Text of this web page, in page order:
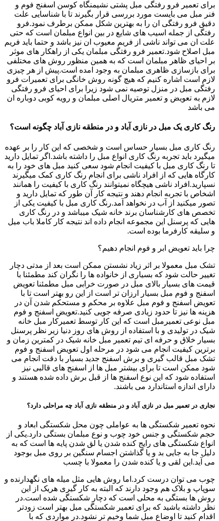
برای تعمیر فرو رفتگی مبل پشتی نشیمنگاه کوسن اسفنج فوم و
فنر مبل می بایست مورد بررسی قرار بگیرند تا با شناسایی علت
دقیق فرو رفتگی ان را به بهترین شکل ممکن برطرف نمود.فرو
رفتگی از جمله اسیب های شایع در بین انواع مبلمان است که حتی
علت ان می تواند ناشی از فریم معیوب ان نیز باشد و حتما باید فریم
مبل اصلاح شود.تعمیر فرو رفتگی مبلمان یکی از راهکار های موثر
بر احیای ظاهر مبلمان است که به همین منظور روش های مختلفی
برای بازسازی ظاهری مبلمان به وجود امده است.پیش از هر چیزی
لازم است اشاره کنیم که هیچ گونه روش خانگی برای تعمیرات فرو
رفتگی مبل در منزل توصیه نمی شود زیرا برای احیای فرو رفتگی
لازم به تعویض و تعمیر متریال اصلی مبلمان و رویه کوبی دوباره ان
می باشد
رنگ کاری یک مبل در نازی آباد و در منطقه نازی آباد چگونه است؟
رنگ کاری مبل بسیار حساس است و شخصی که این کار را بر عهده
میگیرد باید تجربه رنگ کاری انواع مبل را داشته باشد.اگر تمایل دارید
تا رنگ کاری مبل با کیفیت انجام شود سعی کنید مبل های خود را به
کارگاه هایی که از افراد ناشی برای انجام رنگ کاری کمک میگیرند
نسپارید.افراد ناشی هیچگاه نمیتوانند رنگ کاری با کیفیت را همانند
اشخاص با تجربه انجام دهند و نتیجه کار آن طور که تمایل دارید و
تصور میکنید از آب در نخواهد آمد.رنگ کاری مبل با کیفیت یکی از
تخصص های کارشناسان برند خانه شیک میباشد و در رنگ کاری
هایی که پرسنل این مجموعه انجام داده اند نتیجه کار کاملا باب میل
و سلیقه کارفرما بوده است.
چرا باید تعویض ابر و فوم انجام دهیم؟
تشک مبل معمولا بر اثر زیاد نشستن ممکن است بعد از مدتی دچار
تغییر حالت شود که بسیاری از خانواده ها را نگران کند مطمئنا با
قیمت های بسیار بالای مبل در صورت خرابی مبل مطمئنا تعویض
اسفنج و فوم مبل بسیار ارزان تر است از این رو بهتر است تا با
تعویض اسفنج و فوم مبل علاوه بر محکم و مستحکم شدن آن در
هزینه ها نیز تا حدود زیادی صرفه جویی کنید.تعویض اسفنج و فوم
مبل نوعی تعمیرمبل است که این کار توسط تعمیرکار مبل خانه
شیک در تولیدی و با استفاده از روش های روز دنیا زیر نظر پرسنل
بسیار خلاق و حرفه ای تیم تعمیر مبل خانه شیک در کمترین زمان و
برترین کیفیت انجام می شود در مرحله اول تعویض اسفنج و فوم
تشک مبل قالب گیری و برش اسفنج جدید بسیار با دقت انجام می
شود ممکن است تا برای بیشتر مبل ها از اسفنج های قالبی نیز
استفاده شود که این نوع اسفنج ها از قبل برش داده شده هستند و
دارای اندازه استاندارد می باشند.
نجاری در تعمیر مبل در نازی آباد و در منطقه نازی آباد چه مراحلی دارد؟
نحوه تعمیر شکستگی ها به عواملی چون محل شکستگی ابعاد و
حجم شکستگی و جنس خود چوب و نوع مبلمان بستگی دارد.یکی از
انواع شکستگی های رایج کنده شدن یا لق شدن پایه ها است که به
دلیل جا به جایی بد و یا گذاشتن اجسام سنگین بر روی مبل بوجود
می آید.این لقی و یا کنده شدن را معمولا با چسب
چوب می توان درست کرد.اما روش هایی مثل میله های نگهدارنده و
سوپاپ و بلاک هم وجود دارند که البته به کار گیری هریک از این
روش ها بستگی به محلی است که دچار شکستگی شده است.در
نظر داشته باشید که برای تعمیر شکستگی مبل بهتر است زودتر
اقدام کنید تا اوضاع مبل شما وخیم تر نشود.در مواردی که با